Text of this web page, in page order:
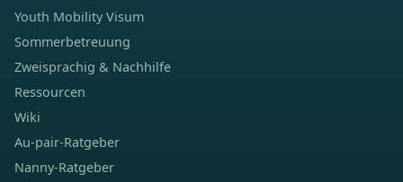
Youth Mobility Visum
Sommerbetreuung
Zweisprachig & Nachhilfe
Ressourcen
Wiki
Au-pair-Ratgeber
Nanny-Ratgeber